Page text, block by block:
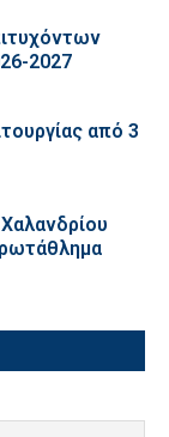
2027
από 3